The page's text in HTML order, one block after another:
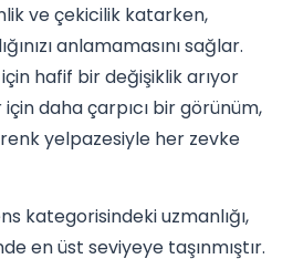
ve çekicilik katarken,
anlamamasını sağlar.
hafif bir değişiklik arıyor
daha çarpıcı bir görünüm,
yelpazesiyle her zevke
kategorisindeki uzmanlığı,
en üst seviyeye taşınmıştır.